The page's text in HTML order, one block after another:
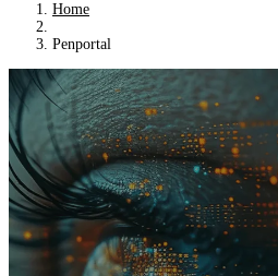
Home
Penportal